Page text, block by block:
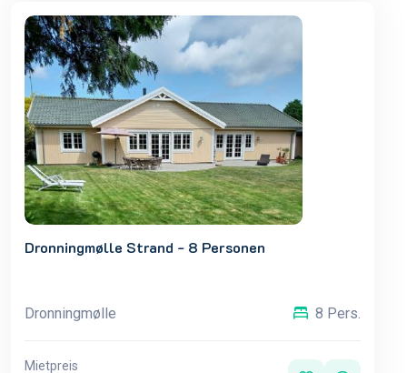
Dronningmølle Strand - 8 Personen
Dronningmølle 8 Pers.
Mietpreis